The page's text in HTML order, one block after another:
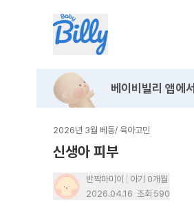
베이비빌리 앱에서
2026년 3월 베동/ 육아고민
신생아 피부
반짝마미이
아기 0개월
2026.04.16 조회 590